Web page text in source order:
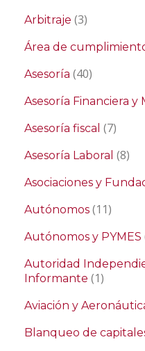
Arbitraje (3)
Área de
Asesoría (40)
Asesoría Financiera y
Asesoría fiscal (7)
Asesoría Laboral (8)
Asociaciones y
Autónomos (11)
Autónomos y PYMES
Autoridad
Informante (1)
Aviación y
Blanqueo de